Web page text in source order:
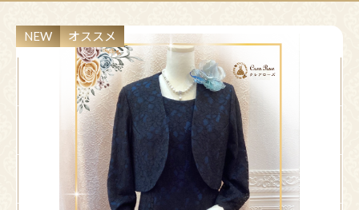
NEW オススメ